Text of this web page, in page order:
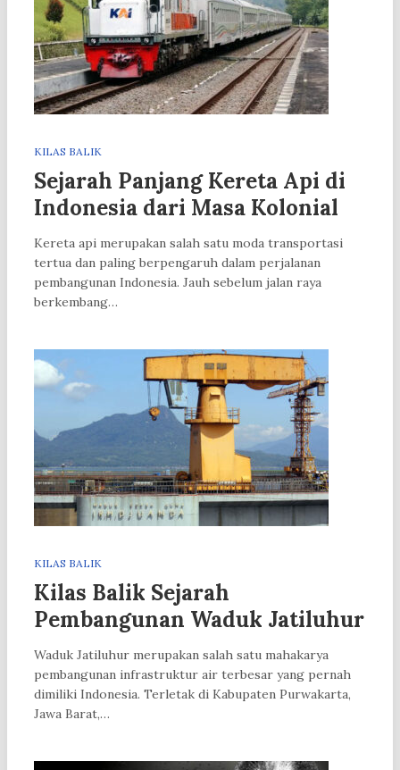
KILAS BALIK
Sejarah Panjang Kereta Api di
Indonesia dari Masa Kolonial
Kereta api merupakan salah satu moda transportasi
tertua dan paling berpengaruh dalam perjalanan
pembangunan Indonesia. Jauh sebelum jalan raya
berkembang…
KILAS BALIK
Kilas Balik Sejarah
Pembangunan Waduk Jatiluhur
Waduk Jatiluhur merupakan salah satu mahakarya
pembangunan infrastruktur air terbesar yang pernah
dimiliki Indonesia. Terletak di Kabupaten Purwakarta,
Jawa Barat,…